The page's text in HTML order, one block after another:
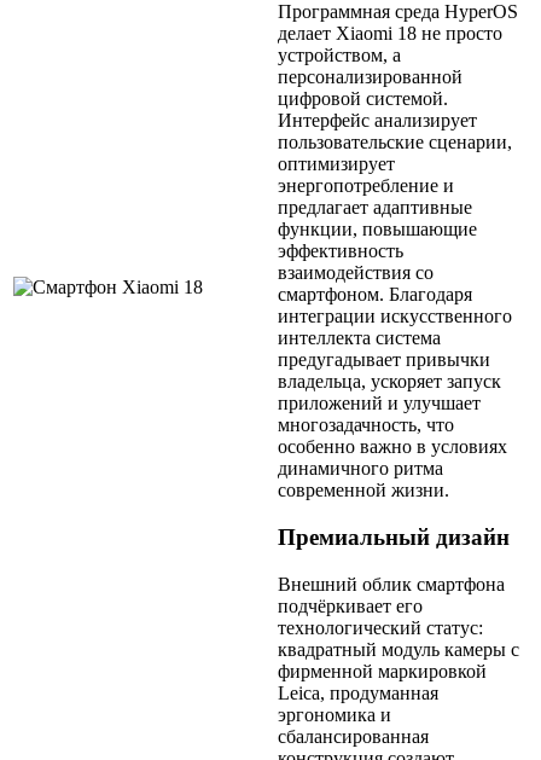
Программная среда HyperOS
делает Xiaomi 18 не просто
устройством, а
персонализированной
цифровой системой.
Интерфейс анализирует
пользовательские сценарии,
оптимизирует
энергопотребление и
предлагает адаптивные
функции, повышающие
эффективность
взаимодействия со
смартфоном. Благодаря
интеграции искусственного
интеллекта система
предугадывает привычки
владельца, ускоряет запуск
приложений и улучшает
многозадачность, что
особенно важно в условиях
динамичного ритма
современной жизни.
Премиальный дизайн
Внешний облик смартфона
подчёркивает его
технологический статус:
квадратный модуль камеры с
фирменной маркировкой
Leica, продуманная
эргономика и
сбалансированная